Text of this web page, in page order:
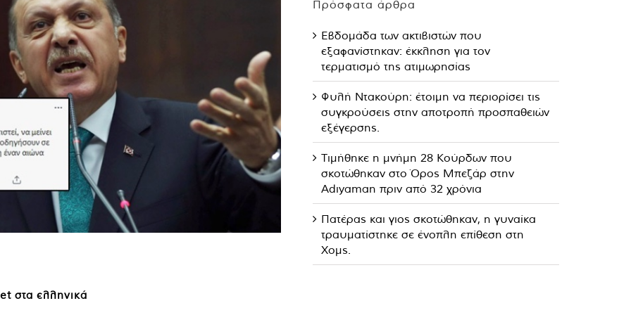
Πρόσφατα άρθρα
Εβδομάδα των ακτιβιστών που
εξαφανίστηκαν: έκκληση για τον
τερματισμό της ατιμωρησίας
Φυλή Ντακούρη: έτοιμη να περιορίσει τις
συγκρούσεις στην αποτροπή προσπαθειών
εξέγερσης.
Τιμήθηκε η μνήμη 28 Κούρδων που
σκοτώθηκαν στο Όρος Μπεζάρ στην
Adıyaman πριν από 32 χρόνια
Πατέρας και γιος σκοτώθηκαν, η γυναίκα
τραυματίστηκε σε ένοπλη επίθεση στη
Χομς.
στα ελληνικά